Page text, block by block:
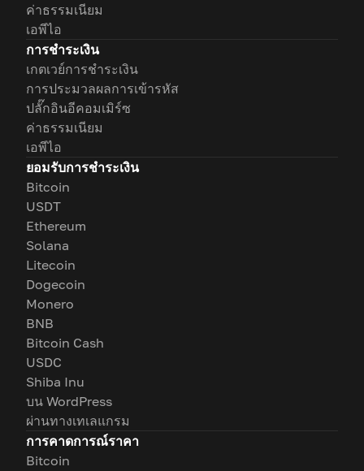
ค่าธรรมเนียม
เอพีไอ
การชำระเงิน
เกตเวย์การชำระเงิน
การประมวลผลการเข้ารหัส
ปลั๊กอินอีคอมเมิร์ซ
ค่าธรรมเนียม
เอพีไอ
ยอมรับการชำระเงิน
Bitcoin
USDT
Ethereum
Solana
Litecoin
Dogecoin
Monero
BNB
Bitcoin Cash
USDC
Shiba Inu
บน WordPress
ผ่านทางเทเลแกรม
การคาดการณ์ราคา
Bitcoin